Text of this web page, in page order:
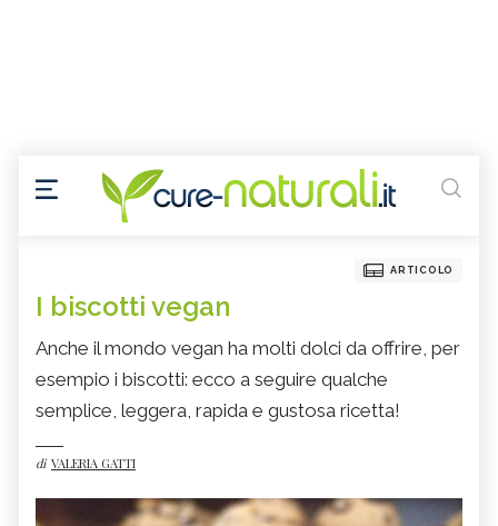
ARTICOLO
I biscotti vegan
Anche il mondo vegan ha molti dolci da offrire, per
esempio i biscotti: ecco a seguire qualche
semplice, leggera, rapida e gustosa ricetta!
di VALERIA GATTI